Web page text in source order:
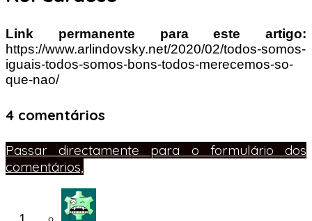
Link permanente para este artigo:
https://www.arlindovsky.net/2020/02/todos-somos-
iguais-todos-somos-bons-todos-merecemos-so-
que-nao/
4 comentários
Passar directamente para o formulário dos
comentários,